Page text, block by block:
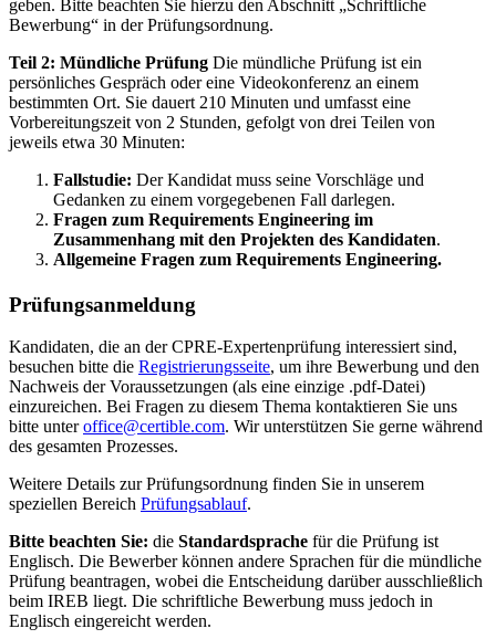
geben. Bitte beachten Sie hierzu den Abschnitt „Schriftliche
Bewerbung“ in der Prüfungsordnung.
Teil 2: Mündliche Prüfung Die mündliche Prüfung ist ein
persönliches Gespräch oder eine Videokonferenz an einem
bestimmten Ort. Sie dauert 210 Minuten und umfasst eine
Vorbereitungszeit von 2 Stunden, gefolgt von drei Teilen von
jeweils etwa 30 Minuten:
Fallstudie: Der Kandidat muss seine Vorschläge und
Gedanken zu einem vorgegebenen Fall darlegen.
Fragen zum Requirements Engineering im
Zusammenhang mit den Projekten des Kandidaten.
Allgemeine Fragen zum Requirements Engineering.
Prüfungsanmeldung
Kandidaten, die an der CPRE-Expertenprüfung interessiert sind,
besuchen bitte die Registrierungsseite, um ihre Bewerbung und den
Nachweis der Voraussetzungen (als eine einzige .pdf-Datei)
einzureichen. Bei Fragen zu diesem Thema kontaktieren Sie uns
bitte unteroffice@certible.com. Wir unterstützen Sie gerne während
des gesamten Prozesses.
Weitere Details zur Prüfungsordnung finden Sie in unserem
speziellen Bereich Prüfungsablauf.
Bitte beachten Sie: die Standardsprache für die Prüfung ist
Englisch. Die Bewerber können andere Sprachen für die mündliche
Prüfung beantragen, wobei die Entscheidung darüber ausschließlich
beim IREB liegt. Die schriftliche Bewerbung muss jedoch in
Englisch eingereicht werden.